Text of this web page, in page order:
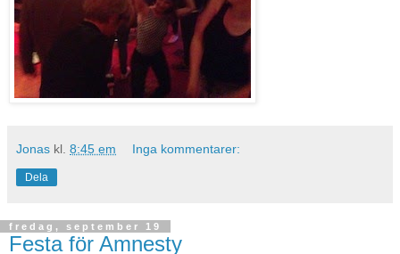
Jonas kl. 8:45 em Inga kommentarer:
Dela
fredag, september 19
Festa för Amnesty